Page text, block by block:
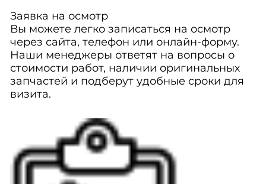
Заявка на осмотр
Вы можете легко записаться на осмотр
через сайта, телефон или онлайн-форму.
Наши менеджеры ответят на вопросы о
стоимости работ, наличии оригинальных
запчастей и подберут удобные сроки для
визита.